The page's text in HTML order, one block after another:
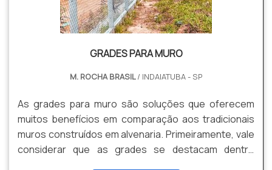
GRADES PARA MURO
M. ROCHA BRASIL/ INDAIATUBA - SP
As grades para muro são soluções que oferecem
muitos benefícios em comparação aos tradicionais
muros construídos em alvenaria. Primeiramente, vale
considerar que as grades se destacam dentre